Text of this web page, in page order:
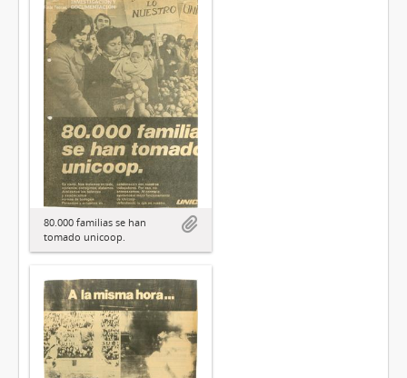
80.000 familias se han
tomado unicoop.